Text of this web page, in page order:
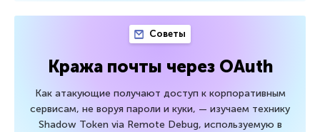
Советы
Кража почты через OAuth
Как атакующие получают доступ к корпоративным
сервисам, не воруя пароли и куки, — изучаем технику
Shadow Token via Remote Debug, используемую в